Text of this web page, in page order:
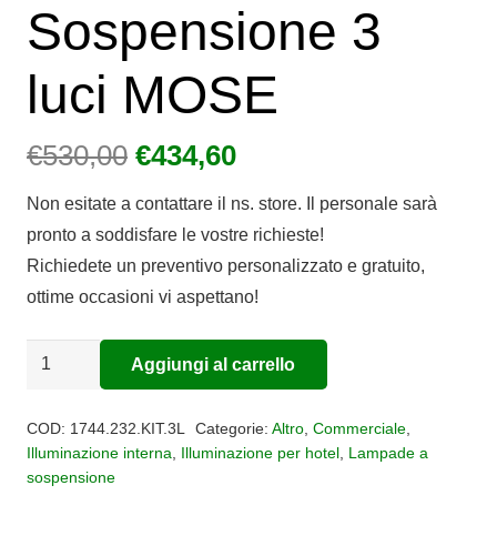
Sospensione 3
luci MOSE
€530,00 Il
originale
era:
€530,00.
€434,60Il
attuale
è:
€434,60.
Non esitate a contattare il ns. store. Il personale sarà
pronto a soddisfare le vostre richieste!
Richiedete un preventivo personalizzato e gratuito,
ottime occasioni vi aspettano!
Sospensione
MOSE
quantità
Aggiungi al carrello
COD: 1744.232.KIT.3L Categorie: Altro, Commerciale,
Illuminazione interna
Illuminazione per hotel Lampade a
sospensione